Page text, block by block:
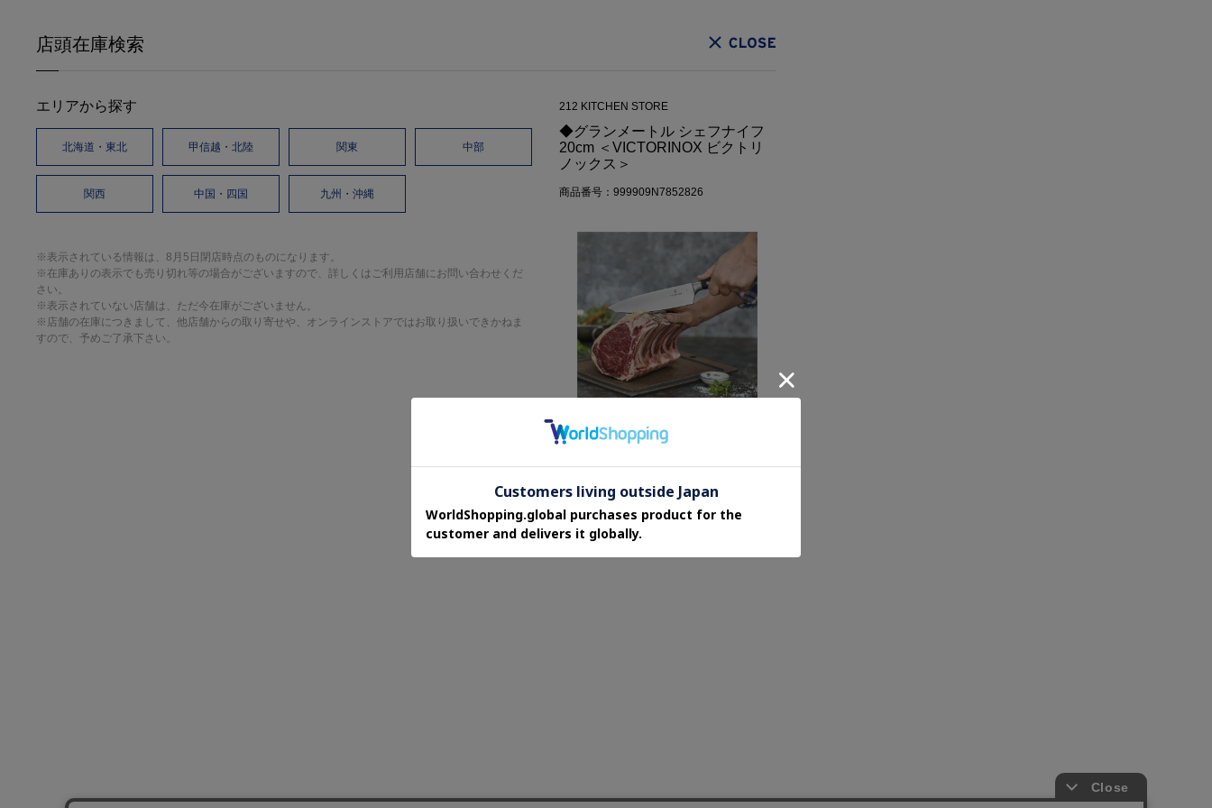
店頭在庫検索
エリアから探す
北海道・東北 甲信越・北陸 関東 中部
関西 中国・四国 九州・沖縄
※表示されている情報は、8月5日閉店時点のものになります。
※在庫ありの表示でも売り切れ等の場合がございますので、詳しくはご利用店舗にお問い合わせくだ
さい。
※表示されていない店舗は、ただ今在庫がございません。
※店舗の在庫につきまして、他店舗からの取り寄せや、オンラインストアではお取り扱いできかねま
すので、予めご了承下さい。
212 KITCHEN STORE
◆グランメートル シェフナイフ
20cm ＜VICTORINOX ビクトリ
ノックス＞
商品番号：999909N7852826